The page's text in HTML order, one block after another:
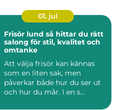
01. jul
Frisör lund så hittar du rätt
salong för stil, kvalitet och
omtanke
Att välja frisör kan kännas
som en liten sak, men
påverkar både hur du ser ut
och hur du mår. I en s...